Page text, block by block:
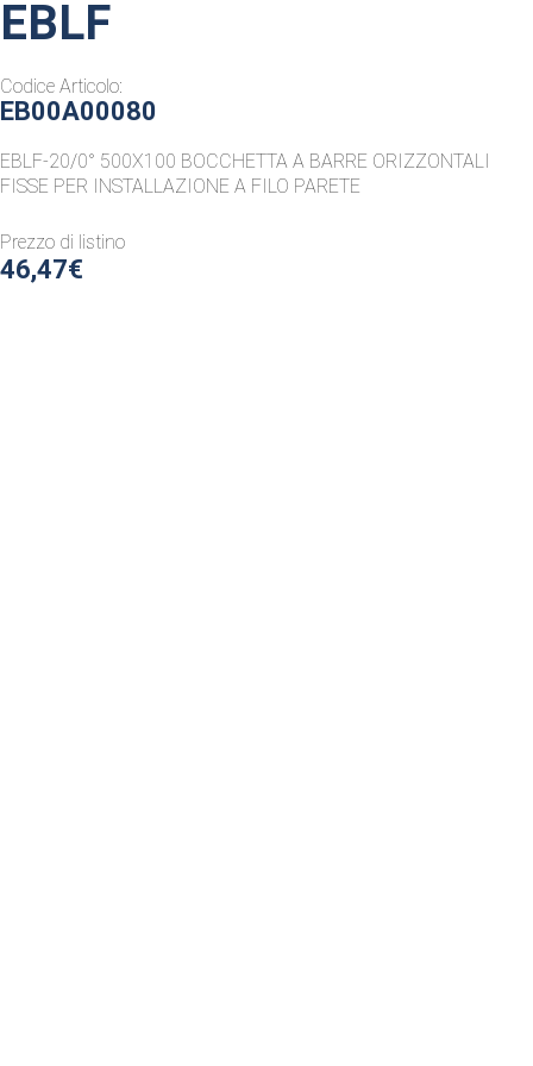
EBLF
Codice Articolo:
EB00A00080
EBLF-20/0° 500X100 BOCCHETTA A BARRE ORIZZONTALI
FISSE PER INSTALLAZIONE A FILO PARETE
Prezzo di listino
46,47€